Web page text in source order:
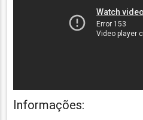
Informações: